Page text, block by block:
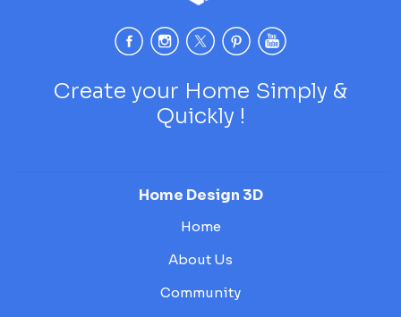
Create your Home Simply &
Quickly !
Home Design 3D
Home
About Us
Community